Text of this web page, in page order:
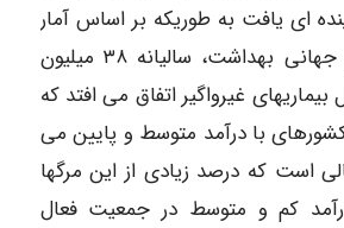
ای یافت به طوریکه بر اساس آمار
سال ۲۰۱۴ سازمان جهانی بهداشت، سالیانه ۳۸ میلیون
بیماریهای غیرواگیر اتفاق می افتد که
کشورهای با درآمد متوسط و پایین می
حالی است که درصد زیادی از این مرگها
کم و متوسط در جمعیت فعال